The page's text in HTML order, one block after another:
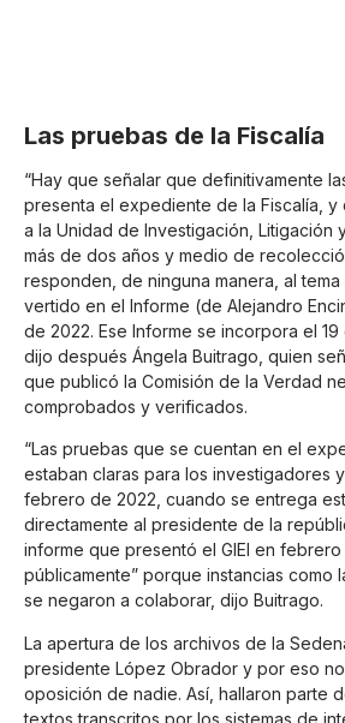
Las pruebas de la Fiscalía
“Hay que señalar que definitivamente
presenta el expediente de la Fiscalía, y
a la Unidad de Investigación, Litigación
más de dos años y medio de
responden, de ninguna manera, al
vertido en el Informe (de Alejandro
de 2022. Ese Informe se incorpora el 19
dijo después Ángela Buitrago, quien
que publicó la Comisión de la Verdad
comprobados y verificados.
“Las pruebas que se cuentan en el
estaban claras para los investigadores
febrero de 2022, cuando se entrega
directamente al presidente de la
informe que presentó el GIEI en
públicamente” porque instancias como
se negaron a colaborar, dijo Buitrago.
La apertura de los archivos de la
presidente López Obrador y por eso
oposición de nadie. Así, hallaron parte
textos transcritos por los sistemas de